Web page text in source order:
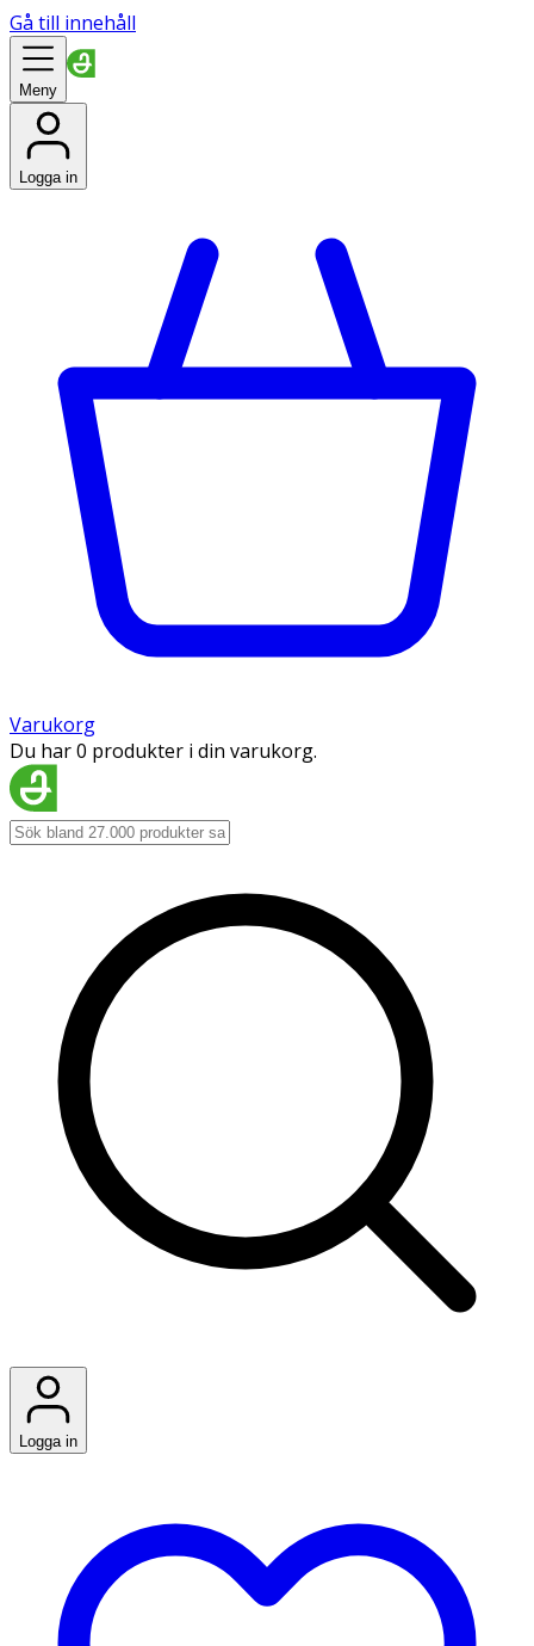
Gå till innehåll
Meny
Logga in
Varukorg
Du har 0 produkter i din varukorg.
Logga in